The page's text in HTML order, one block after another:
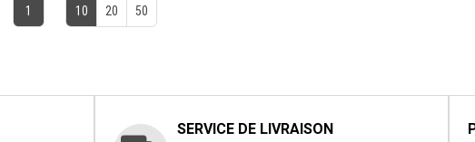
1 10 20 50
SERVICE DE LIVRAISON